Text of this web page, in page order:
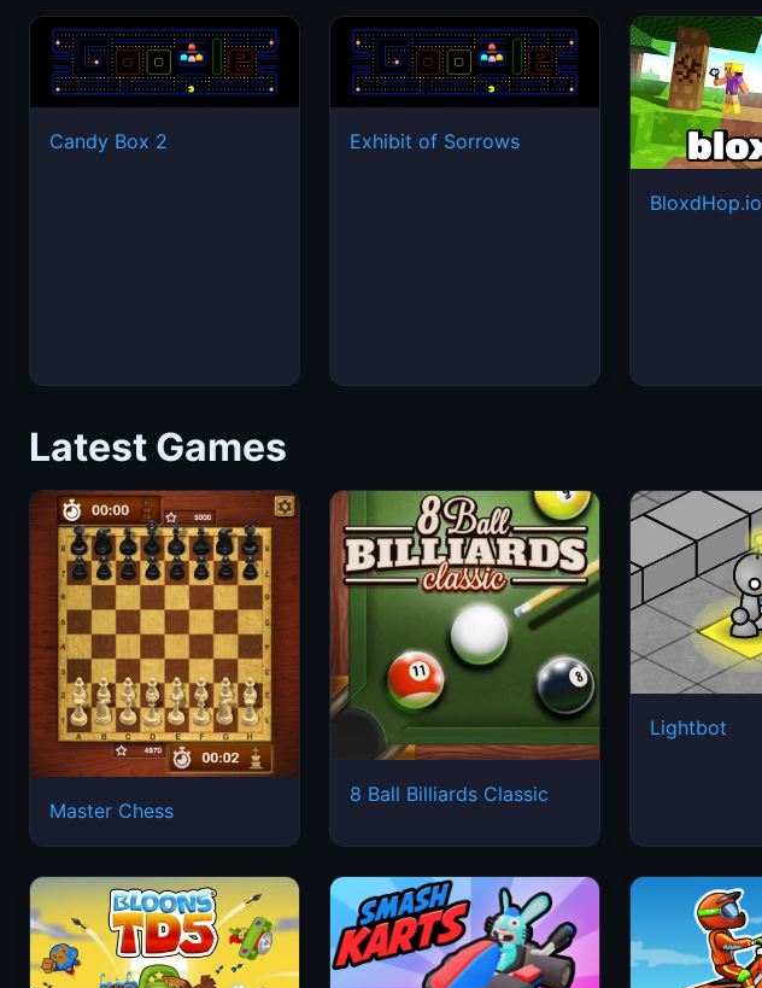
Candy Box 2 Exhibit of Sorrows
BloxdHop.io
Latest Games
Master Chess
8 Ball Billiards Classic
Lightbot